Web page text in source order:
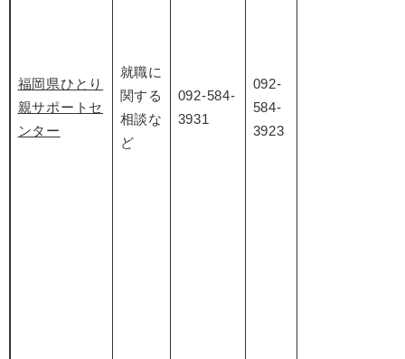
福岡県ひとり
親サポートセ
ンター
就職に
関する
相談な
ど
092-584-
3931
092-
584-
3923